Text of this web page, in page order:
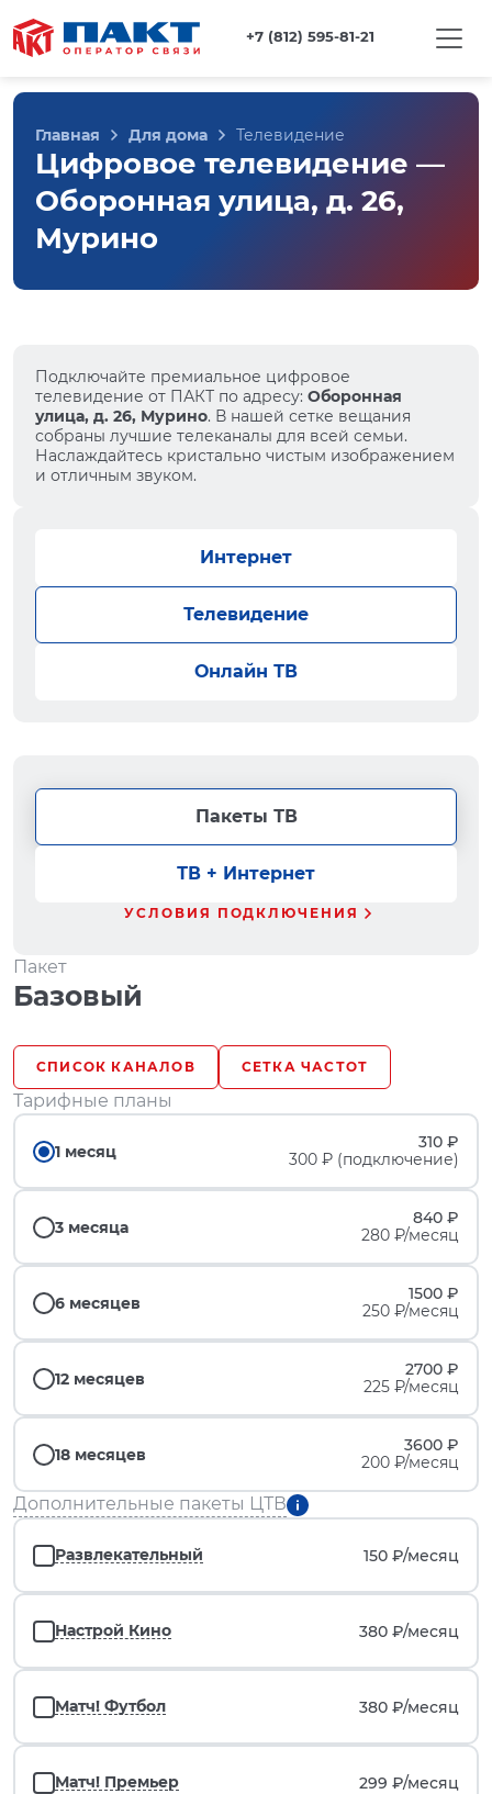
+7 (812) 595-81-21
Главная Для дома Телевидение
Цифровое телевидение —
Оборонная улица, д. 26,
Мурино
Подключайте премиальное цифровое
телевидение от ПАКТ по адресу: Оборонная
улица, д. 26, Мурино. В нашей сетке вещания
собраны лучшие телеканалы для всей семьи.
Наслаждайтесь кристально чистым изображением
и отличным звуком.
Интернет
Телевидение
Онлайн ТВ
Пакеты ТВ
ТВ + Интернет
УСЛОВИЯ ПОДКЛЮЧЕНИЯ
Пакет
Базовый
СПИСОК КАНАЛОВ СЕТКА ЧАСТОТ
Тарифные планы
1 месяц
310 ₽
300 ₽ (подключение)
3 месяца
840 ₽
280 ₽/месяц
6 месяцев
1500 ₽
250 ₽/месяц
12 месяцев
2700 ₽
225 ₽/месяц
18 месяцев
3600 ₽
200 ₽/месяц
Дополнительные пакеты ЦТВ
Развлекательный 150 ₽/месяц
Настрой Кино 380 ₽/месяц
Матч! Футбол 380 ₽/месяц
Матч! Премьер 299 ₽/месяц